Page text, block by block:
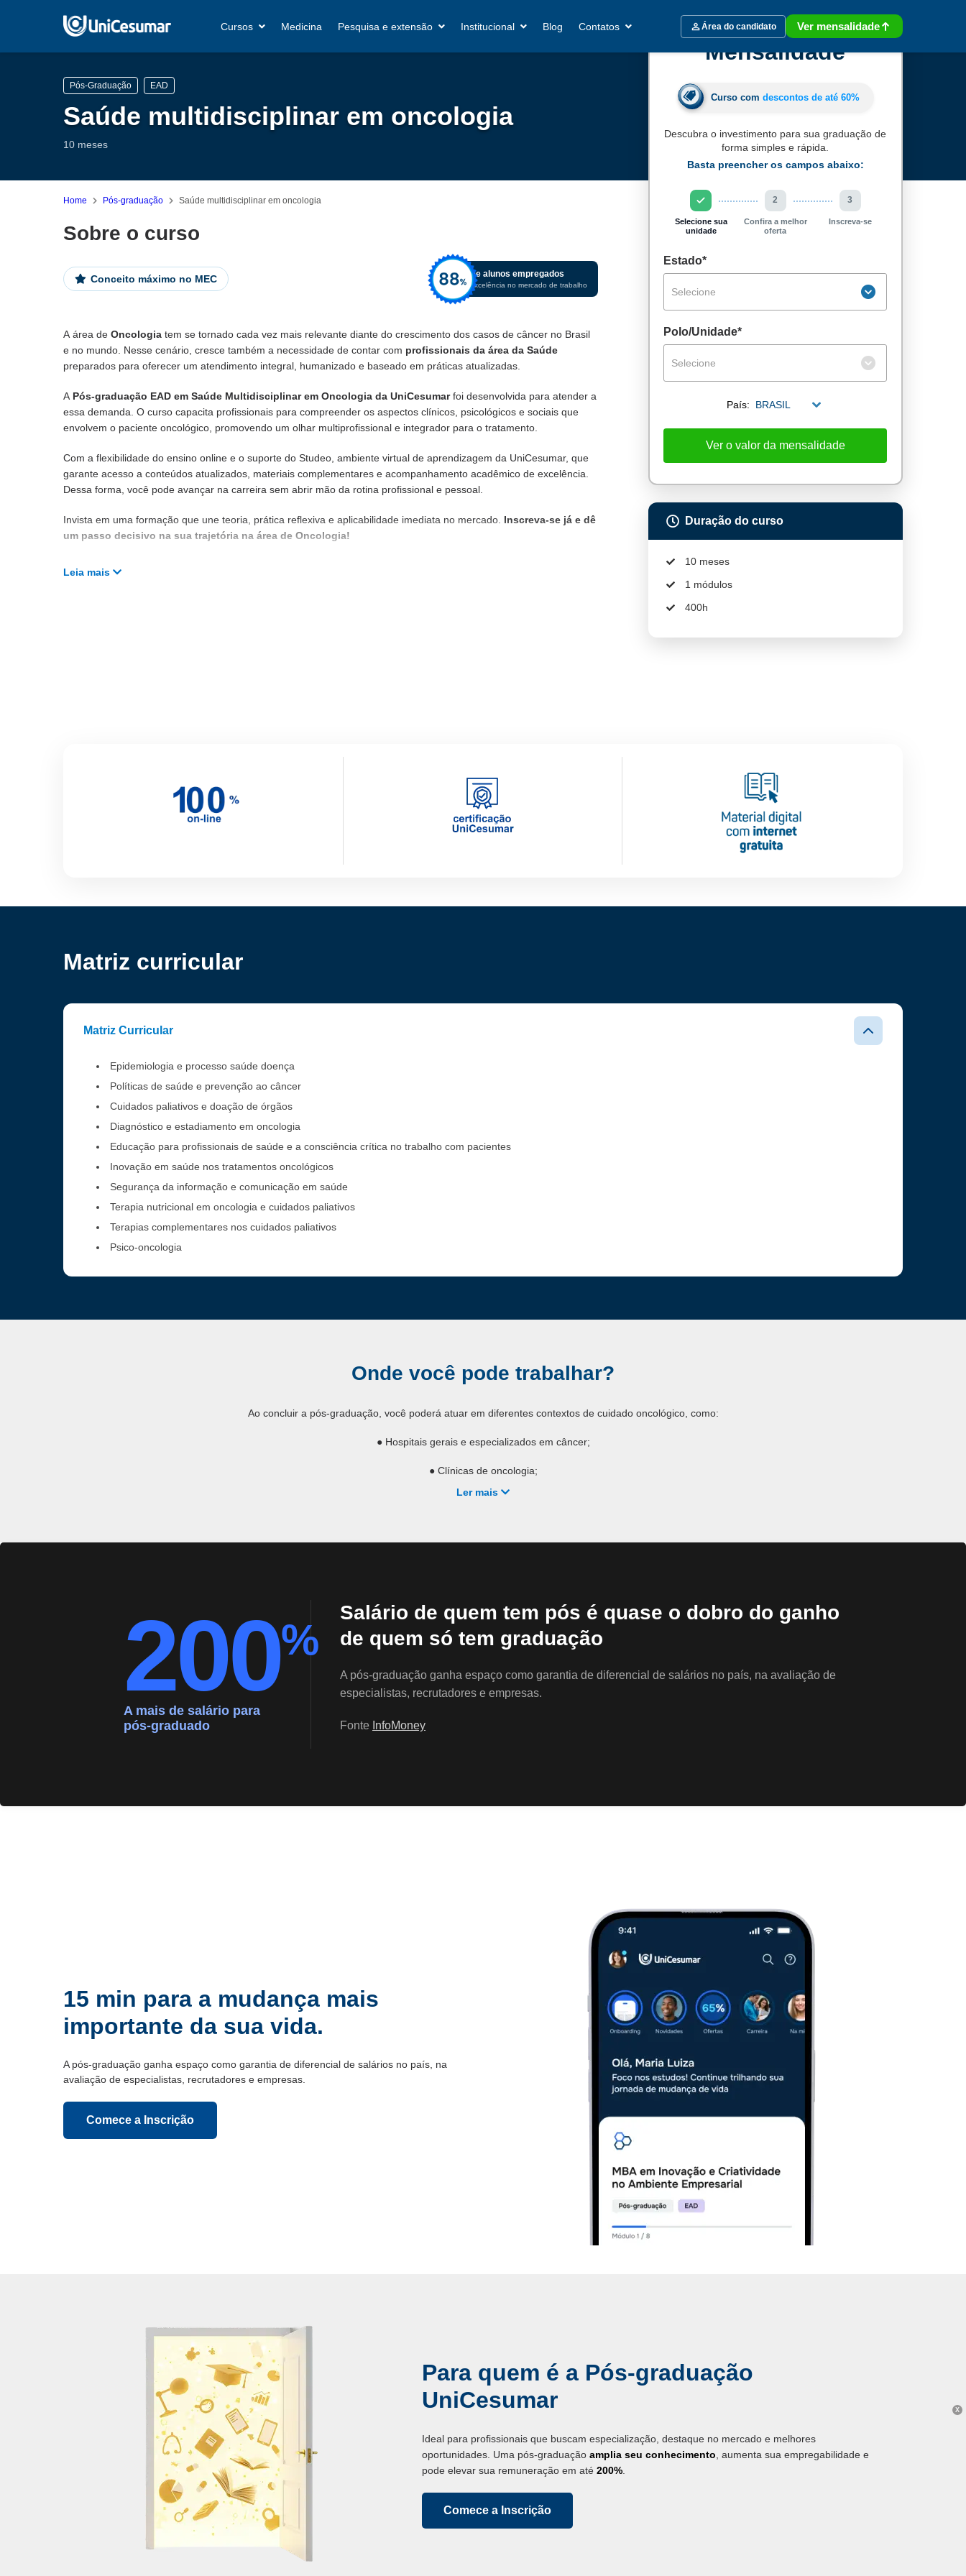
Cursos Medicina Pesquisa e extensão Institucional Blog Contatos Área do candidato Ver mensalidade
Pós-Graduação EAD
Saúde multidisciplinar em oncologia
10 meses
Home Pós-graduação Saúde multidisciplinar em oncologia
Sobre o curso
Conceito máximo no MEC De alunos empregados
Excelência no mercado de trabalho
A área de Oncologia tem se tornado cada vez mais relevante diante do crescimento dos casos de câncer no Brasil
e no mundo. Nesse cenário, cresce também a necessidade de contar com profissionais da área da Saúde
preparados para oferecer um atendimento integral, humanizado e baseado em práticas atualizadas.
A Pós-graduação EAD em Saúde Multidisciplinar em Oncologia da UniCesumarfoi desenvolvida para atender a
essa demanda. O curso capacita profissionais para compreender os aspectos clínicos, psicológicos e sociais que
envolvem o paciente oncológico, promovendo um olhar multiprofissional e integrador para o tratamento.
Com a flexibilidade do ensino online e o suporte do Studeo, ambiente virtual de aprendizagem da UniCesumar, que
garante acesso a conteúdos atualizados, materiais complementares e acompanhamento acadêmico de excelência.
Dessa forma, você pode avançar na carreira sem abrir mão da rotina profissional e pessoal.
Invista em uma formação que une teoria, prática reflexiva e aplicabilidade imediata no mercado. Inscreva-se já e dê
um passo decisivo na sua trajetória na área de Oncologia!
Leia mais
Mensalidade
Curso com descontos de até 60%
Descubra o investimento para sua graduação de
forma simples e rápida.
Basta preencher os campos abaixo:
Selecione sua
unidade
2
Confira a melhor
oferta
3
Inscreva-se
Estado*
Selecione
Polo/Unidade*
Selecione
País: BRASIL
Ver o valor da mensalidade
Duração do curso
10 meses
1 módulos
400h
Matriz curricular
Matriz Curricular
Epidemiologia e processo saúde doença
Políticas de saúde e prevenção ao câncer
Cuidados paliativos e doação de órgãos
Diagnóstico e estadiamento em oncologia
Educação para profissionais de saúde e a consciência crítica no trabalho com pacientes
Inovação em saúde nos tratamentos oncológicos
Segurança da informação e comunicação em saúde
Terapia nutricional em oncologia e cuidados paliativos
Terapias complementares nos cuidados paliativos
Psico-oncologia
Onde você pode trabalhar?
Ao concluir a pós-graduação, você poderá atuar em diferentes contextos de cuidado oncológico, como:
● Hospitais gerais e especializados em câncer;
● Clínicas de oncologia;
● Ambulatórios de acompanhamento oncológico;
Ler mais
200%
A mais de salário para
pós-graduado
Salário de quem tem pós é quase o dobro do ganho
de quem só tem graduação
A pós-graduação ganha espaço como garantia de diferencial de salários no país, na avaliação de
especialistas, recrutadores e empresas.
Fonte InfoMoney
15 min para a mudança mais
importante da sua vida.
A pós-graduação ganha espaço como garantia de diferencial de salários no país, na
avaliação de especialistas, recrutadores e empresas.
Comece a Inscrição
Para quem é a Pós-graduação
UniCesumar
Ideal para profissionais que buscam especialização, destaque no mercado e melhores
oportunidades. Uma pós-graduaçãoamplia seu conhecimento , aumenta sua empregabilidade e
pode elevar sua remuneração em até200%
Comece a Inscrição
X